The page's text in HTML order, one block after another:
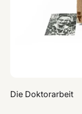
Die Doktorarbeit